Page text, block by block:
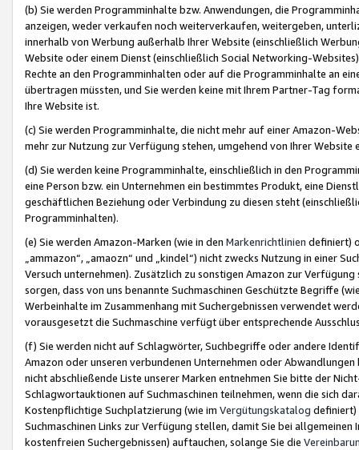
(b) Sie werden Programminhalte bzw. Anwendungen, die
anzeigen, weder verkaufen noch weiterverkaufen, weitergeben,
innerhalb von Werbung außerhalb Ihrer Website (einschließlich
Website oder einem Dienst (einschließlich Social Networking-
Rechte an den Programminhalten oder auf die Programminhalte an
übertragen müssten, und Sie werden keine mit Ihrem Partner-Tag
Ihre Website ist.
(c) Sie werden Programminhalte, die nicht mehr auf einer Amazon-
mehr zur Nutzung zur Verfügung stehen, umgehend von Ihrer
(d) Sie werden keine Programminhalte, einschließlich in den
eine Person bzw. ein Unternehmen ein bestimmtes Produkt, eine
geschäftlichen Beziehung oder Verbindung zu diesen steht
Programminhalten).
(e) Sie werden Amazon-Marken (wie in den Markenrichtlinien definiert)
„ammazon“, „amaozn“ und „kindel“) nicht zwecks Nutzung in einer
Versuch unternehmen). Zusätzlich zu sonstigen Amazon zur
sorgen, dass von uns benannte Suchmaschinen Geschützte Begriffe
Werbeinhalte im Zusammenhang mit Suchergebnissen verwendet
vorausgesetzt die Suchmaschine verfügt über entsprechende
(f) Sie werden nicht auf Schlagwörter, Suchbegriffe oder andere
Amazon oder unseren verbundenen Unternehmen oder
nicht abschließende Liste unserer Marken entnehmen Sie bitte der
Schlagwortauktionen auf Suchmaschinen teilnehmen, wenn die sich
Kostenpflichtige Suchplatzierung (wie im Vergütungskatalog definiert)
Suchmaschinen Links zur Verfügung stellen, damit Sie bei
kostenfreien Suchergebnissen) auftauchen, solange Sie die